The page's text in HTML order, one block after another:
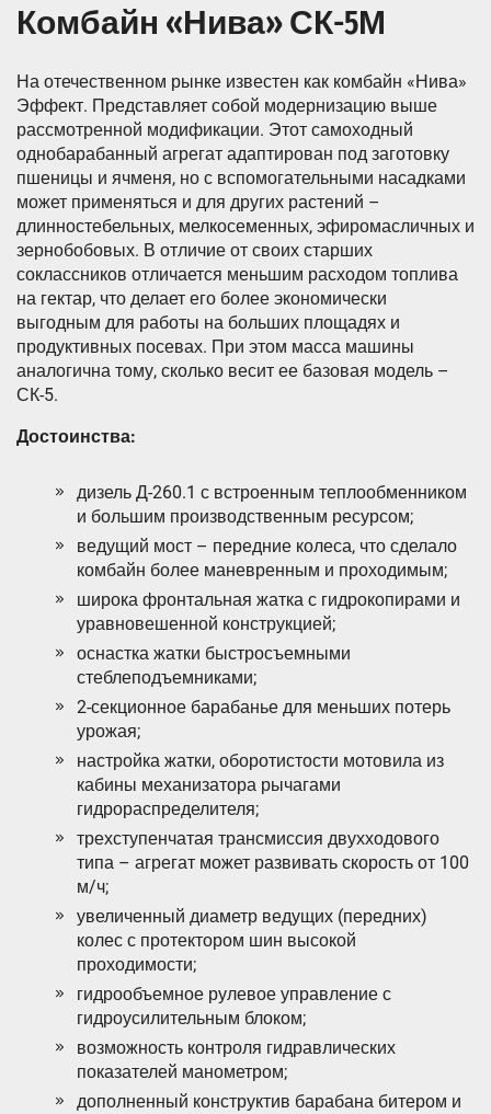
Комбайн «Нива» СК-5М
На отечественном рынке известен как комбайн «Нива»
Эффект. Представляет собой модернизацию выше
рассмотренной модификации. Этот самоходный
однобарабанный агрегат адаптирован под заготовку
пшеницы и ячменя, но с вспомогательными насадками
может применяться и для других растений –
длинностебельных, мелкосеменных, эфиромасличных и
зернобобовых. В отличие от своих старших
соклассников отличается меньшим расходом топлива
на гектар, что делает его более экономически
выгодным для работы на больших площадях и
продуктивных посевах. При этом масса машины
аналогична тому, сколько весит ее базовая модель –
СК-5.
Достоинства:
дизель Д-260.1 с встроенным теплообменником
и большим производственным ресурсом;
ведущий мост – передние колеса, что сделало
комбайн более маневренным и проходимым;
широка фронтальная жатка с гидрокопирами и
уравновешенной конструкцией;
оснастка жатки быстросъемными
стеблеподъемниками;
2-секционное барабанье для меньших потерь
урожая;
настройка жатки, оборотистости мотовила из
кабины механизатора рычагами
гидрораспределителя;
трехступенчатая трансмиссия двухходового
типа – агрегат может развивать скорость от 100
м/ч;
увеличенный диаметр ведущих (передних)
колес с протектором шин высокой
проходимости;
гидрообъемное рулевое управление с
гидроусилительным блоком;
возможность контроля гидравлических
показателей манометром;
дополненный конструктив барабана битером и